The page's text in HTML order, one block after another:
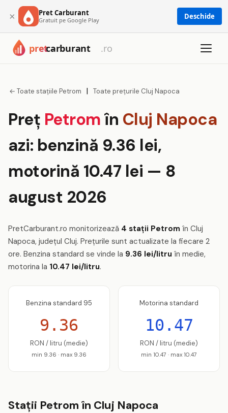
× Pret Carburant
Gratuit pe Google Play Deschide
← Toate stațiile Petrom | Toate prețurile Cluj Napoca
Preț Petromîn Cluj Napoca
azi: benzină 9.36 lei,
motorină 10.47 lei — 8
august 2026
PretCarburant.ro monitorizează 4 stații Petrom în Cluj
Napoca, județul Cluj. Prețurile sunt actualizate la fiecare 2
ore. Benzina standard se vinde la 9.36 lei/litru în medie,
motorina la 10.47 lei/litru.
Benzina standard 95
9.36
RON / litru (medie)
min 9.36 · max 9.36
Motorina standard
10.47
RON / litru (medie)
min 10.47 · max 10.47
Stații Petrom în Cluj Napoca